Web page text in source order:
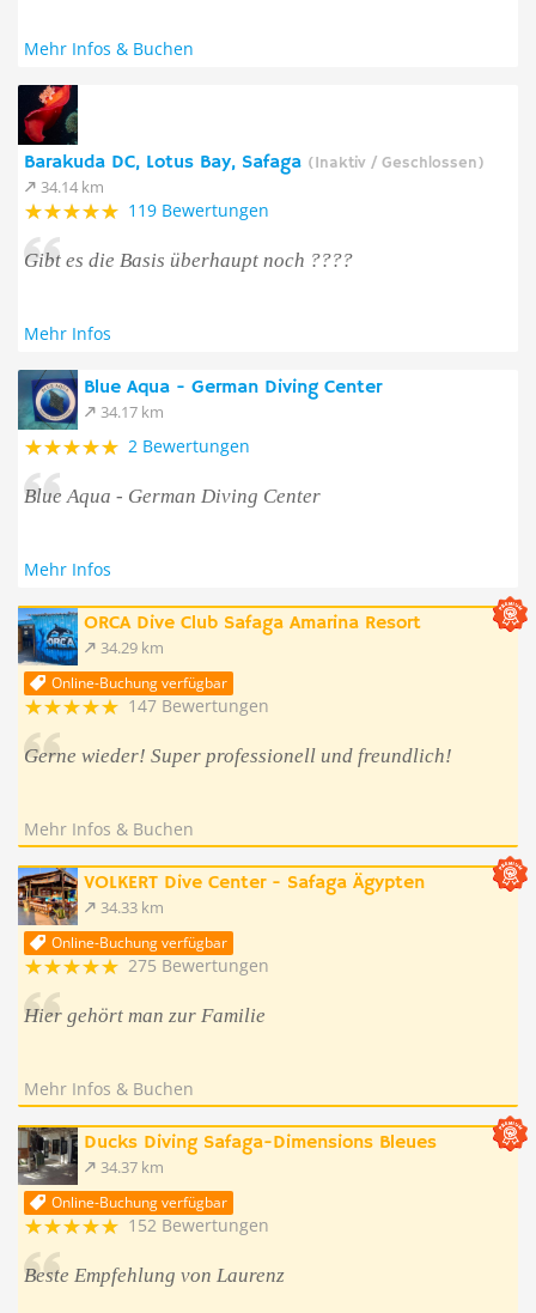
Mehr Infos & Buchen
Barakuda DC, Lotus Bay, Safaga (Inaktiv / Geschlossen)
34.14 km
119 Bewertungen
Gibt es die Basis überhaupt noch ????
Mehr Infos
Blue Aqua - German Diving Center
34.17 km
2 Bewertungen
Blue Aqua - German Diving Center
Mehr Infos
ORCA Dive Club Safaga Amarina Resort
34.29 km
Online-Buchung verfügbar
147 Bewertungen
Gerne wieder! Super professionell und freundlich!
Mehr Infos & Buchen
VOLKERT Dive Center - Safaga Ägypten
34.33 km
Online-Buchung verfügbar
275 Bewertungen
Hier gehört man zur Familie
Mehr Infos & Buchen
Ducks Diving Safaga-Dimensions Bleues
34.37 km
Online-Buchung verfügbar
152 Bewertungen
Beste Empfehlung von Laurenz